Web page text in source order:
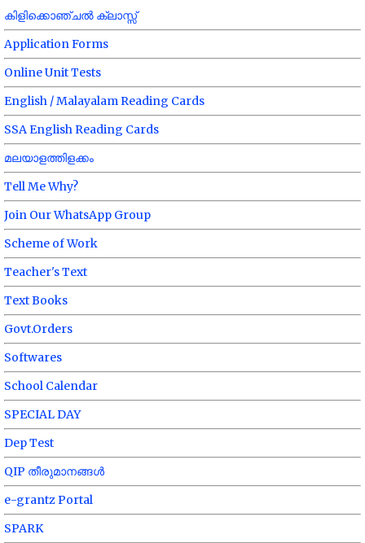
കിളിക്കൊഞ്ചൽ ക്ലാസ്സ്
Application Forms
Online Unit Tests
English / Malayalam Reading Cards
SSA English Reading Cards
മലയാളത്തിളക്കം
Tell Me Why?
Join Our WhatsApp Group
Scheme of Work
Teacher's Text
Text Books
Govt.Orders
Softwares
School Calendar
SPECIAL DAY
Dep Test
QIP തീരുമാനങ്ങൾ
e-grantz Portal
SPARK